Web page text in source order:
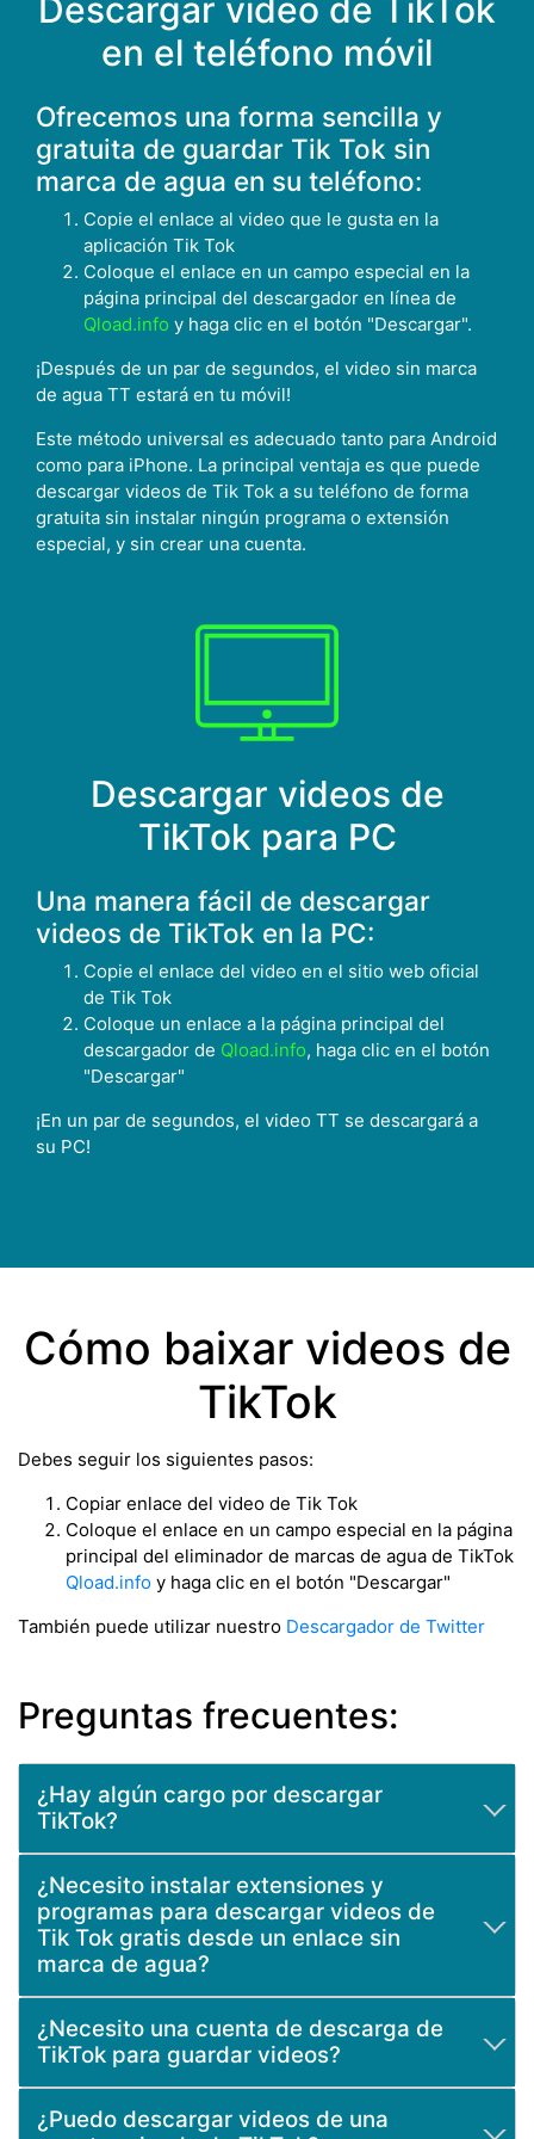
Descargar video de TikTok
en el teléfono móvil
Ofrecemos una forma sencilla y
gratuita de guardar Tik Tok sin
marca de agua en su teléfono:
Copie el enlace al video que le gusta en la
aplicación Tik Tok
Coloque el enlace en un campo especial en la
página principal del descargador en línea de
Qload.info y haga clic en el botón "Descargar".
¡Después de un par de segundos, el video sin marca
de agua TT estará en tu móvil!
Este método universal es adecuado tanto para Android
como para iPhone. La principal ventaja es que puede
descargar videos de Tik Tok a su teléfono de forma
gratuita sin instalar ningún programa o extensión
especial, y sin crear una cuenta.
Descargar videos de
TikTok para PC
Una manera fácil de descargar
videos de TikTok en la PC:
Copie el enlace del video en el sitio web oficial
de Tik Tok
Coloque un enlace a la página principal del
descargador de Qload.info, haga clic en el botón
"Descargar"
¡En un par de segundos, el video TT se descargará a
su PC!
Cómo baixar videos de
TikTok
Debes seguir los siguientes pasos:
Copiar enlace del video de Tik Tok
Coloque el enlace en un campo especial en la página
principal del eliminador de marcas de agua de TikTok
Qload.info y haga clic en el botón "Descargar"
También puede utilizar nuestro Descargador de Twitter
Preguntas frecuentes:
¿Hay algún cargo por descargar
TikTok?
¡No! ¡Puedes descargar videos de Tik Tok
completamente gratis! Nuestra herramienta
Qload.info
muy fácil de usar y se adapta a todos los dispositivos.
¿Necesito instalar extensiones y
programas para descargar videos de
Tik Tok gratis desde un enlace sin
marca de agua?
¡No! Solo necesita guardar y eliminar la marca de agua de
TikTok en nuestro descargador de TikTok en línea
Qload.info . Copie el enlace del video de Tik Tok, péguelo
en la página principal de TT Downloader y haga clic en el
botón "Descargar". ¡El video se guardará en su
¿Necesito una cuenta de descarga de
TikTok para guardar videos?
¡No! No necesita crear una cuenta para baixar video
tiktok sin marca de agua desde el enlace TT. Solo
¿Puedo descargar videos de una